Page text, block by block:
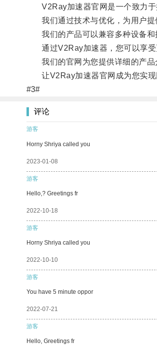
V2Ray加速器官网是一个致力于
我们通过技术与优化，为用户提
我们的产品可以兼容多种设备和
通过V2Ray加速器，您可以享受
我们的官网为您提供详细的产品
让V2Ray加速器官网成为您实现
#3#
评论
游客
Horny Shriya called you
2023-01-08
游客
Hello,? Greetings fr
2022-10-18
游客
Horny Shriya called you
2022-10-10
游客
You have 5 minute oppor
2022-07-21
游客
Hello, Greetings fr